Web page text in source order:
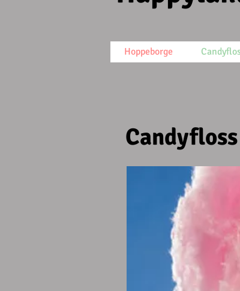
Hoppeborge
Candyfloss